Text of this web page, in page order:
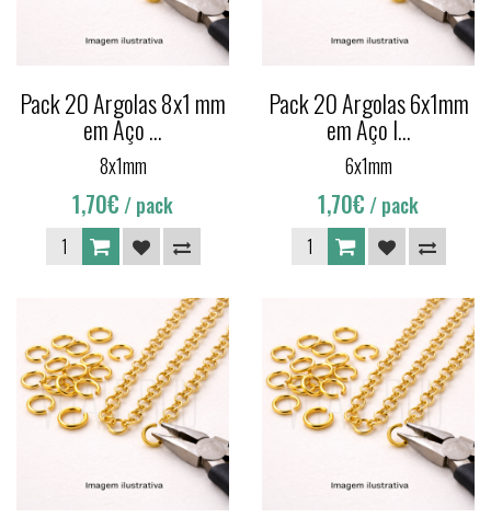
Pack 20 Argolas 8x1 mm
em Aço ...
8x1mm
1,70€ / pack
Pack 20 Argolas 6x1mm
em Aço I...
6x1mm
1,70€ / pack